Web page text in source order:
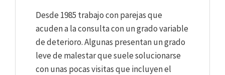
Desde 1985 trabajo con parejas que
acuden a la consulta con un grado variable
de deterioro. Algunas presentan un grado
leve de malestar que suele solucionarse
con unas pocas visitas que incluyen el